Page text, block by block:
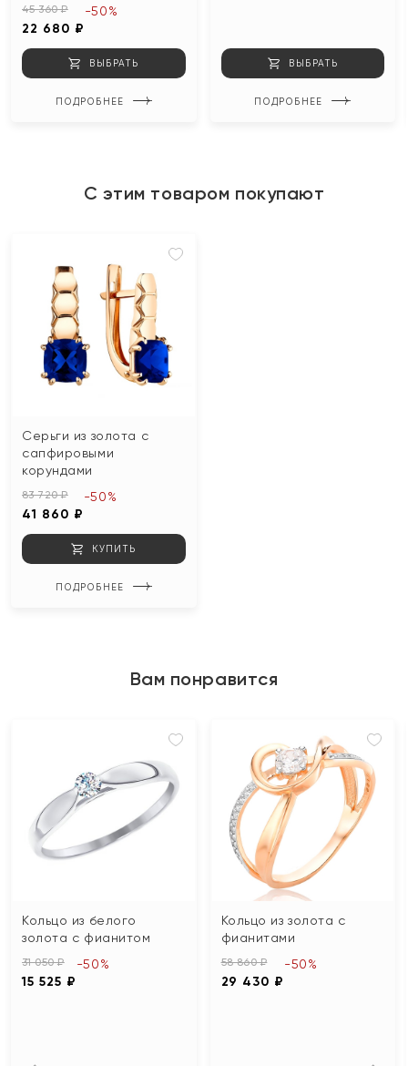
45 360 ₽
22 680 ₽
-50%
ВЫБРАТЬ
ПОДРОБНЕЕ
ВЫБРАТЬ
ПОДРОБНЕЕ
С этим товаром покупают
Серьги из золота с
сапфировыми
корундами
83 720 ₽
41 860 ₽
-50%
КУПИТЬ
ПОДРОБНЕЕ
Вам понравится
Кольцо из белого
золота с фианитом
31 050 ₽
15 525 ₽
-50%
Кольцо из золота с
фианитами
58 860 ₽
29 430 ₽
-50%